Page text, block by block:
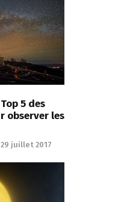
5 des
observer les
29 juillet 2017